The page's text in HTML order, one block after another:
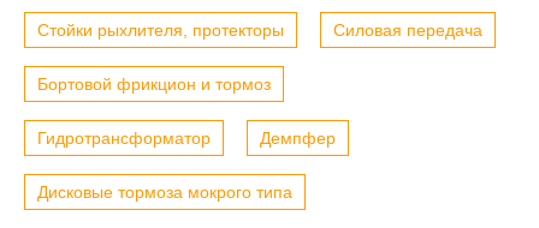
Стойки рыхлителя, протекторы Силовая передача
Бортовой фрикцион и тормоз
Гидротрансформатор Демпфер
Дисковые тормоза мокрого типа